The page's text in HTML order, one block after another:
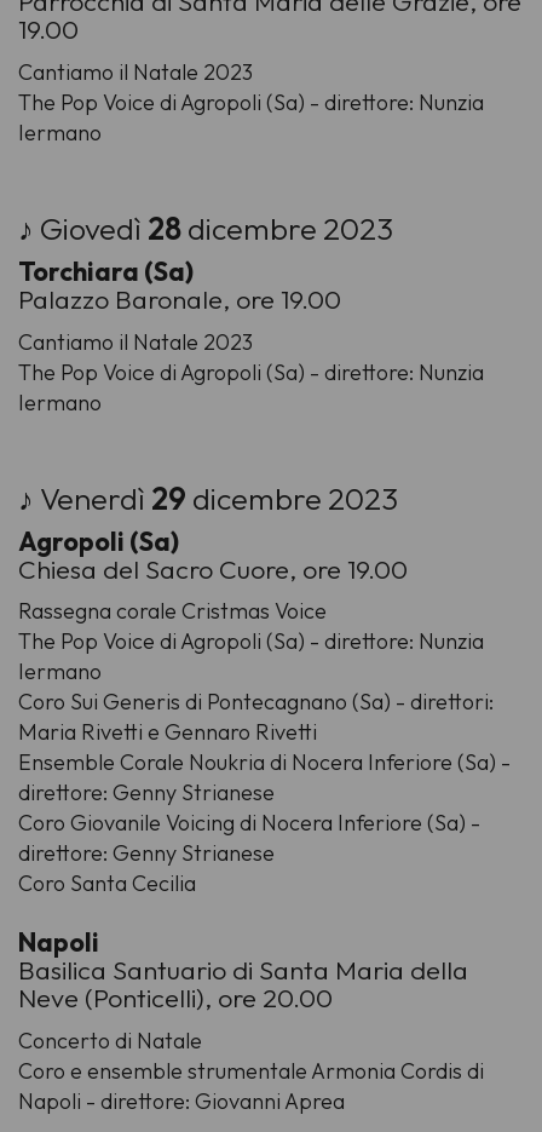
19.00
Cantiamo il Natale 2023
The Pop Voice di Agropoli (Sa) - direttore: Nunzia
Iermano
♪ Giovedì 28dicembre 2023
Torchiara (Sa)
Palazzo Baronale, ore 19.00
Cantiamo il Natale 2023
The Pop Voice di Agropoli (Sa) - direttore: Nunzia
Iermano
♪ Venerdì 29 dicembre 2023
Agropoli (Sa)
Chiesa del Sacro Cuore, ore 19.00
Rassegna corale Cristmas Voice
The Pop Voice di Agropoli (Sa) - direttore: Nunzia
Iermano
Coro Sui Generis di Pontecagnano (Sa) - direttori:
Maria Rivetti e Gennaro Rivetti
Ensemble Corale Noukria di Nocera Inferiore (Sa) -
direttore: Genny Strianese
Coro Giovanile Voicing di Nocera Inferiore (Sa) -
direttore: Genny Strianese
Coro Santa Cecilia
Napoli
Basilica Santuario di Santa Maria della
Neve (Ponticelli), ore 20.00
Concerto di Natale
Coro e ensemble strumentale Armonia Cordis di
Napoli - direttore: Giovanni Aprea